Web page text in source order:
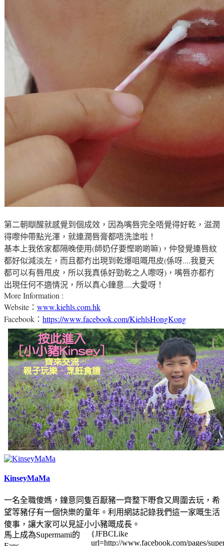
第二朝瞓醒就感覺到個成效 ，因為嘴唇完全唔覺得好乾 ， 滋潤
得嚟仲帶點光澤 ，就連潤唇膏都唔洗塗啦 ！
基本上我依家都隔晚使用(師奶仔要慳啲啲嘛) ，仲發覺連唇紋
都好似減淡左 ， 而且都冇出現到乾爆咀嘅甩皮(係呀....我夏天
都可以有唇甩皮 ，所以我真係好勁乾之人嚟呀) ， 嘴唇亦都冇
出現任何不適情況 ，所以真心鐘意....大愛呀 ！
More Information :
Website： www.kiehls.com.hk
Facebook： https://www.facebook.com/KiehlsHongKong
KinseyMaMa
一名全職傻媽，鐘意同隻百厭豬一齊整下嘢食又周圍去玩，希
望等豬仔有一個快樂的童年。利用網誌記錄我們這一家嘅生活
傻事，讓大家可以見証小小豬嘅成長。
馬上成為Supermami的
{JFBCLike
url=http://www.facebook.com/pages/